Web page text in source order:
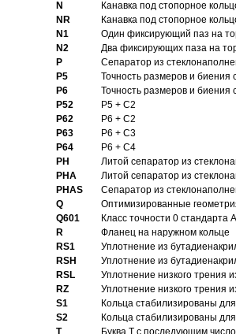
N
Канавка под стопорное
NR
Канавка под стопорное
N1
Один фиксирующий паз на
N2
Два фиксирующих паза на
P
Cепаратор из
P5
Точность размеров и биения
P6
Точность размеров и биения
P52
P5 + C2
P62
P6 + C2
P63
P6 + C3
P64
P6 + C4
PH
Литой сепаратор из
PHA
Литой сепаратор из
PHAS
Сепаратор из
Q
Оптимизированные
Q601
Класс точности 0
R
Фланец на наружном кольце
RS1
Уплотнение из
RSH
Уплотнение из
RSL
Уплотнение низкого трения
RZ
Уплотнение низкого трения
S1
Кольца стабилизированы
S2
Кольца стабилизированы
T
Буква T с последующим